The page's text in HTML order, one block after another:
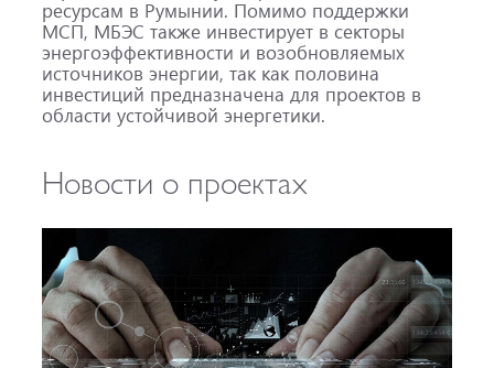
ресурсам в Румынии. Помимо поддержки
МСП, МБЭС также инвестирует в секторы
энергоэффективности и возобновляемых
источников энергии, так как половина
инвестиций предназначена для проектов в
области устойчивой энергетики.
Новости о проектах